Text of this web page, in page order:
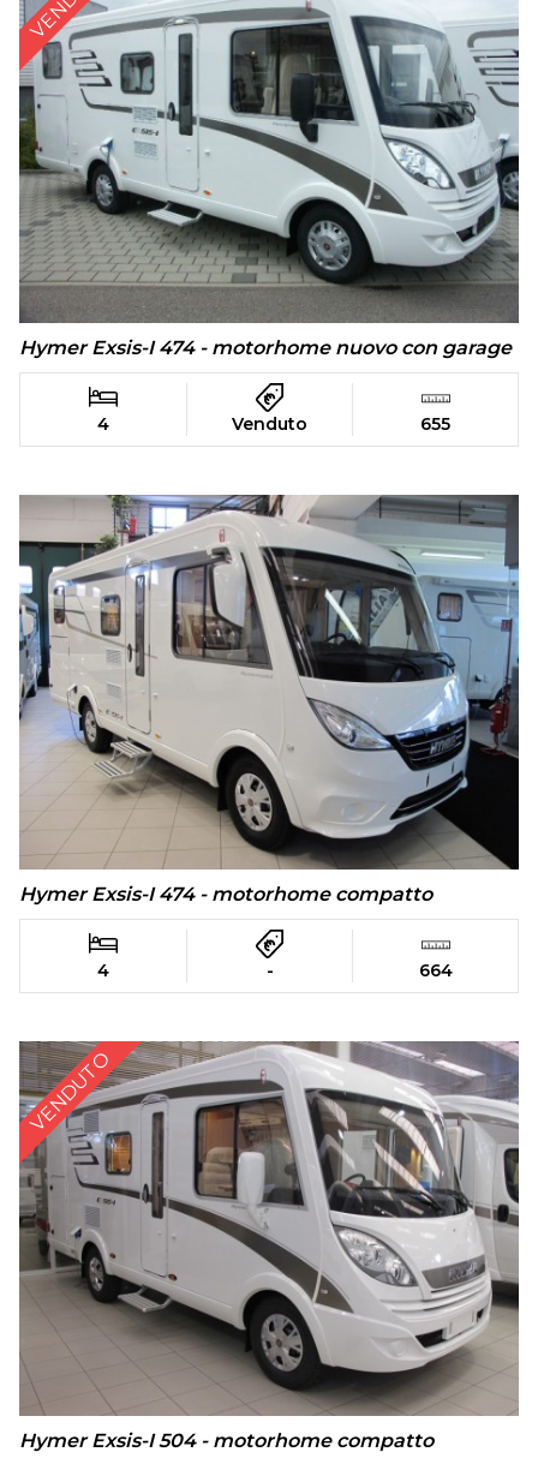
Hymer Exsis-I 474 - motorhome nuovo con garage
4 Venduto 655
Hymer Exsis-I 474 - motorhome compatto
4 - 664
VENDUTO
Hymer Exsis-I 504 - motorhome compatto